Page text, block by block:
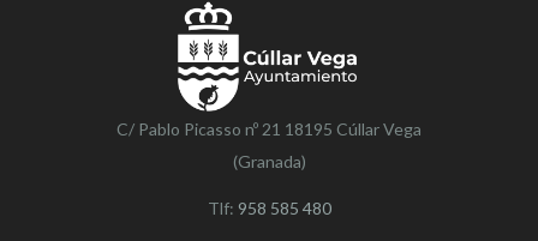
C/ Pablo Picasso nº 21 18195 Cúllar Vega
(Granada)
Tlf: 958 585 480